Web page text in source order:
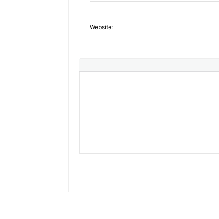
Website: